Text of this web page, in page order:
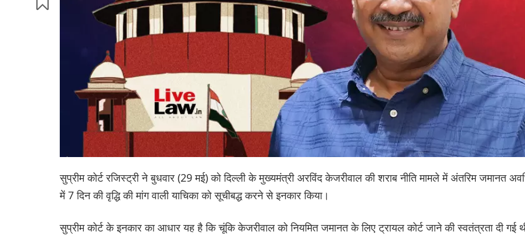
सुप्रीम कोर्ट रजिस्ट्री ने बुधवार (29 मई) को दिल्ली के मुख्यमंत्री अरविंद केजरीवाल की शराब नीति मामले में अंतरिम जमानत
में 7 दिन की वृद्धि की मांग वाली याचिका को सूचीबद्ध करने से इनकार किया।
सुप्रीम कोर्ट के इनकार का आधार यह है कि चूंकि केजरीवाल को नियमित जमानत के लिए ट्रायल कोर्ट जाने की स्वतंत्रता दी गई